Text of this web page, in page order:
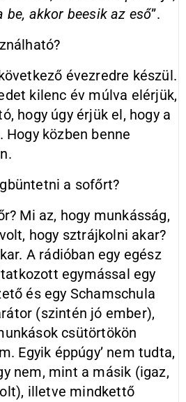
be, akkor beesik az eső”.
évezredre készül.
kilenc év múlva elérjük,
hogy úgy érjük el, hogy a
közben benne
a sofőrt?
Mi az, hogy munkásság,
hogy sztrájkolni akar?
A rádióban egy egész
egymással egy
és egy Schamschula
(szintén jó ember),
csütörtökön
Egyik éppúgy’ nem tudta,
nem, mint a másik (igaz,
illetve mindkettő